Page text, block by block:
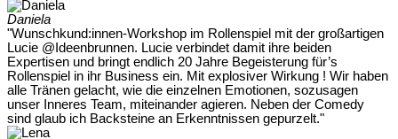
Daniela
"Wunschkund:innen-Workshop im Rollenspiel mit der großartigen
Lucie @Ideenbrunnen. Lucie verbindet damit ihre beiden
Expertisen und bringt endlich 20 Jahre Begeisterung für’s
Rollenspiel in ihr Business ein. Mit explosiver Wirkung ! Wir haben
alle Tränen gelacht, wie die einzelnen Emotionen, sozusagen
unser Inneres Team, miteinander agieren. Neben der Comedy
sind glaub ich Backsteine an Erkenntnissen gepurzelt."